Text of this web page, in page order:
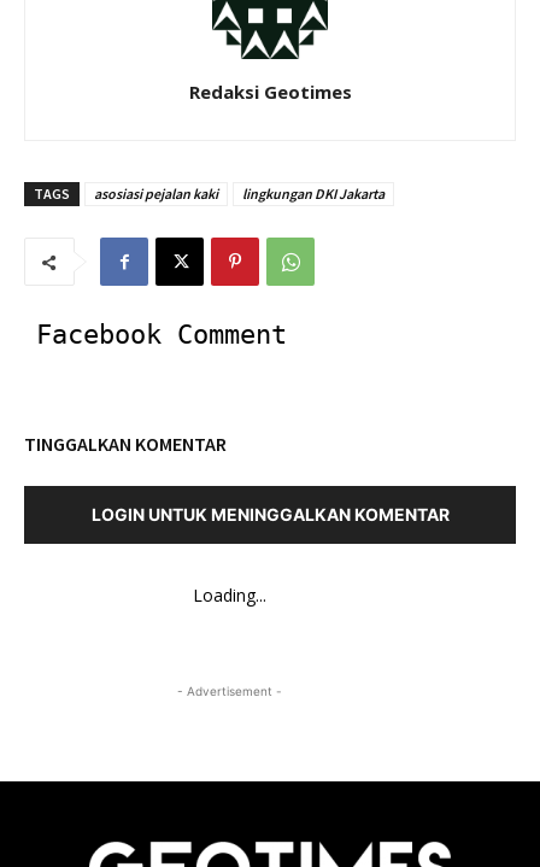
Redaksi Geotimes
TAGS asosiasi pejalan kaki lingkungan DKI Jakarta
Facebook Comment
TINGGALKAN KOMENTAR
LOGIN UNTUK MENINGGALKAN KOMENTAR
Loading...
- Advertisement -